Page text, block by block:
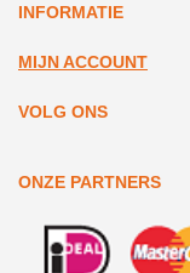
INFORMATIE
MIJN ACCOUNT
VOLG ONS
ONZE PARTNERS